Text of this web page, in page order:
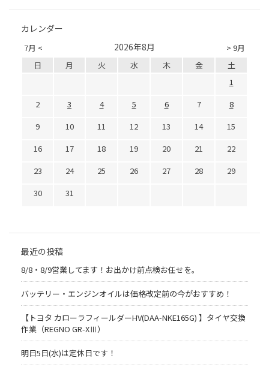
カレンダー
7月 < > 9月
2026年8月
日 月 火 水 木 金
土
1
2
3 4 5 6 7
8
9
10 11 12 13 14
15
16
17 18 19 20 21
22
23
24 25 26 27 28
29
30
31
最近の投稿
8/8・8/9営業してます！お出かけ前点検お任せを。
バッテリー・エンジンオイルは価格改定前の今がおすすめ！
【トヨタ カローラフィールダーHV(DAA-NKE165G) 】タイヤ交換
作業（REGNO GR-XⅢ）
明日5日(水)は定休日です！